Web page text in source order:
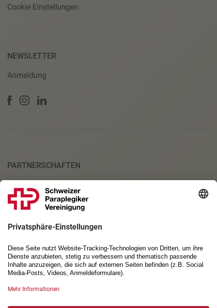
Cookie Einstellungen
NEWSLETTER
Anmeldung
PARTNERSCHAFTEN